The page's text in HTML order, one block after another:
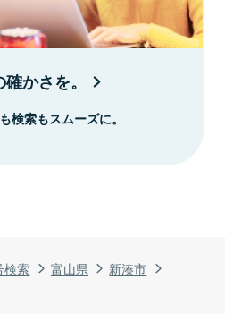
検索 富山県
新湊市
かさを。
検索もスムーズに。